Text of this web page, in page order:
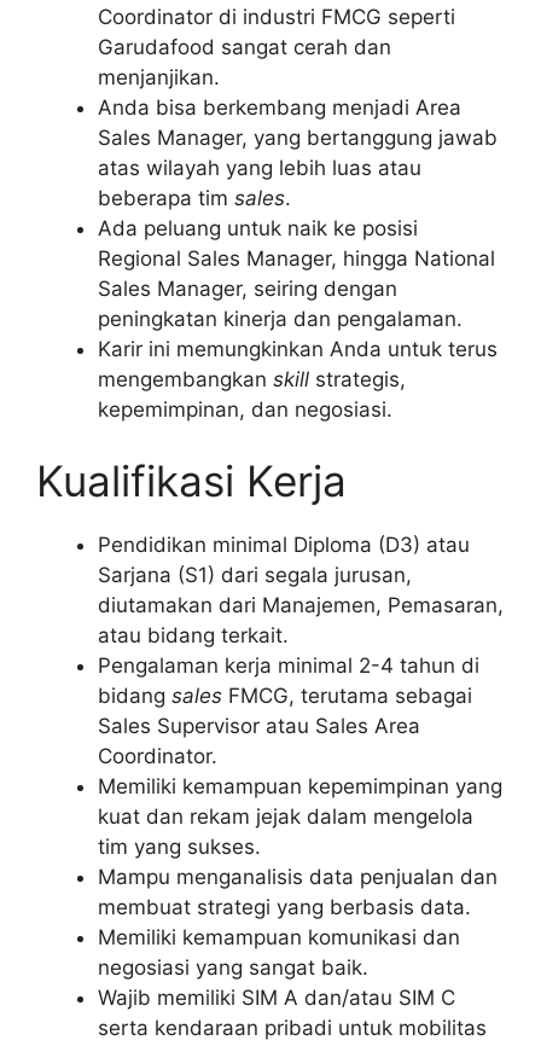
Coordinator di industri FMCG seperti
Garudafood sangat cerah dan
menjanjikan.
Anda bisa berkembang menjadi Area
Sales Manager, yang bertanggung jawab
atas wilayah yang lebih luas atau
beberapa tim sales.
Ada peluang untuk naik ke posisi
Regional Sales Manager, hingga National
Sales Manager, seiring dengan
peningkatan kinerja dan pengalaman.
Karir ini memungkinkan Anda untuk terus
mengembangkan skill strategis,
kepemimpinan, dan negosiasi.
Kualifikasi Kerja
Pendidikan minimal Diploma (D3) atau
Sarjana (S1) dari segala jurusan,
diutamakan dari Manajemen, Pemasaran,
atau bidang terkait.
Pengalaman kerja minimal 2-4 tahun di
bidang sales FMCG, terutama sebagai
Sales Supervisor atau Sales Area
Coordinator.
Memiliki kemampuan kepemimpinan yang
kuat dan rekam jejak dalam mengelola
tim yang sukses.
Mampu menganalisis data penjualan dan
membuat strategi yang berbasis data.
Memiliki kemampuan komunikasi dan
negosiasi yang sangat baik.
Wajib memiliki SIM A dan/atau SIM C
serta kendaraan pribadi untuk mobilitas